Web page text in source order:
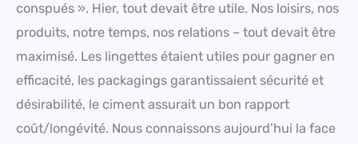
conspués ». Hier, tout devait être utile. Nos loisirs, nos
produits, notre temps, nos relations – tout devait être
maximisé. Les lingettes étaient utiles pour gagner en
efficacité, les packagings garantissaient sécurité et
désirabilité, le ciment assurait un bon rapport
coût/longévité. Nous connaissons aujourd’hui la face